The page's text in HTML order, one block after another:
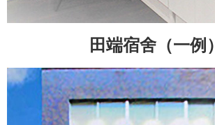
田端宿舍（一例）